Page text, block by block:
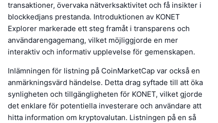
transaktioner, övervaka nätverksaktivitet och få insikter i
blockkedjans prestanda. Introduktionen av KONET
Explorer markerade ett steg framåt i transparens och
användarengagemang, vilket möjliggjorde en mer
interaktiv och informativ upplevelse för gemenskapen.
Inlämningen för listning på CoinMarketCap var också en
anmärkningsvärd händelse. Detta drag syftade till att öka
synligheten och tillgängligheten för KONET, vilket gjorde
det enklare för potentiella investerare och användare att
hitta information om kryptovalutan. Listningen på en så